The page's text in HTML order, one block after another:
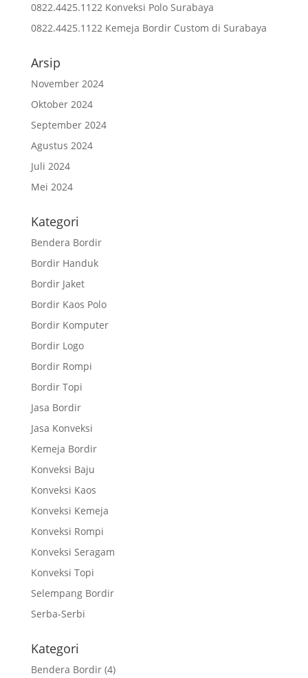
0822.4425.1122 Konveksi Polo Surabaya
0822.4425.1122 Kemeja Bordir Custom di Surabaya
Arsip
November 2024
Oktober 2024
September 2024
Agustus 2024
Juli 2024
Mei 2024
Kategori
Bendera Bordir
Bordir Handuk
Bordir Jaket
Bordir Kaos Polo
Bordir Komputer
Bordir Logo
Bordir Rompi
Bordir Topi
Jasa Bordir
Jasa Konveksi
Kemeja Bordir
Konveksi Baju
Konveksi Kaos
Konveksi Kemeja
Konveksi Rompi
Konveksi Seragam
Konveksi Topi
Selempang Bordir
Serba-Serbi
Kategori
Bendera Bordir(4)